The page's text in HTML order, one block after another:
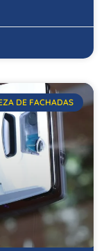
DE FACHADAS